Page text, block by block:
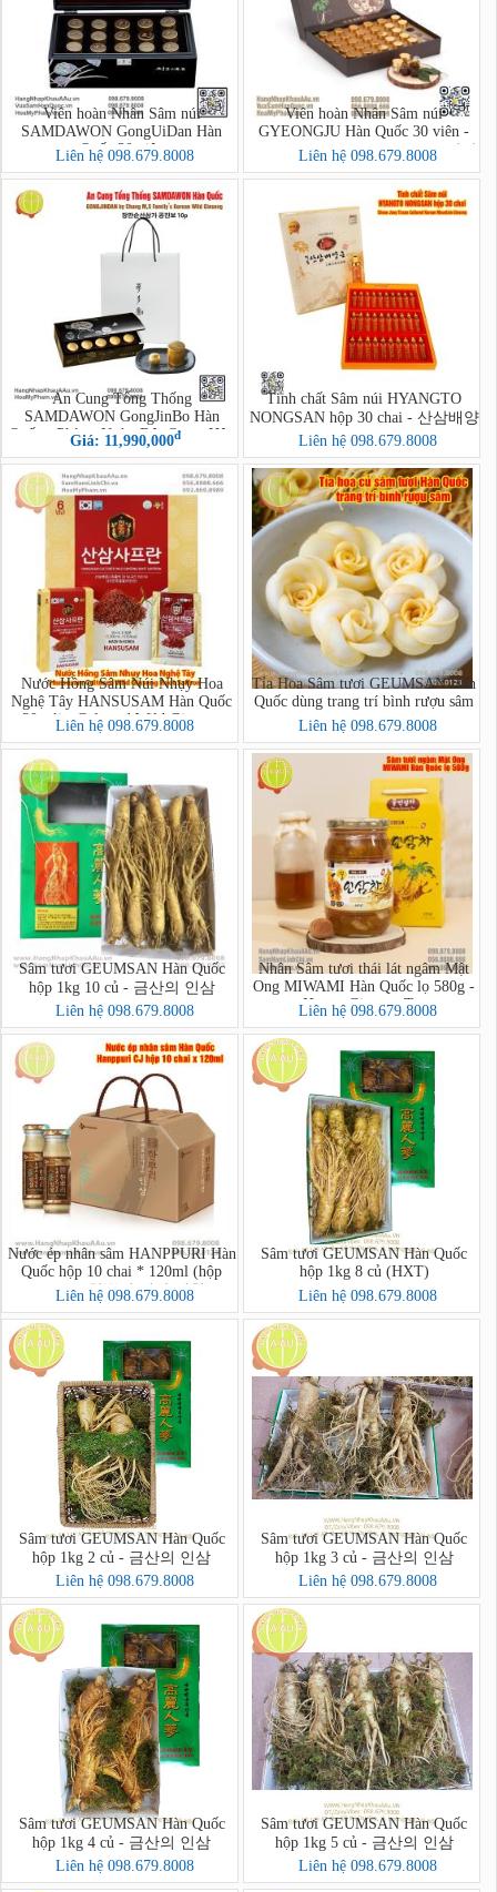
Viên hoàn Nhân Sâm núi
SAMDAWON GongUiDan Hàn
Quốc 30 viên
Liên hệ 098.679.8008
Viên hoàn Nhân Sâm núi
GYEONGJU Hàn Quốc 30 viên -
Wild Ginseng Gong Bon Dan (산삼
공본단 30환)
Liên hệ 098.679.8008
An Cung Tổng Thống
SAMDAWON GongJinBo Hàn
Quốc - Phòng Ngừa Đột Quỵ - Hộp
10 Viên (Jang Man Sun SanSamGa
GongJinBo 10P)
Giá: 11,990,000đ
Tinh chất Sâm núi HYANGTO
NONGSAN hộp 30 chai - 산삼배양
근 30p
Liên hệ 098.679.8008
Nước Hồng Sâm Núi Nhụy Hoa
Nghệ Tây HANSUSAM Hàn Quốc
30 gói - Cultured Wild Ginseng
Root Saffron
Liên hệ 098.679.8008
Tỉa Hoa Sâm tươi GEUMSAN Hàn
Quốc dùng trang trí bình rượu sâm
Liên hệ 098.679.8008
Sâm tươi GEUMSAN Hàn Quốc
hộp 1kg 10 củ - 금산의 인삼
Liên hệ 098.679.8008
Nhân Sâm tươi thái lát ngâm Mật
Ong MIWAMI Hàn Quốc lọ 580g -
Honey Ginseng Tea
Liên hệ 098.679.8008
Nước ép nhân sâm HANPPURI Hàn
Quốc hộp 10 chai * 120ml (hộp
vàng-CJ 한뿌리 인삼 지함)
Liên hệ 098.679.8008
Sâm tươi GEUMSAN Hàn Quốc
hộp 1kg 8 củ (HXT)
Liên hệ 098.679.8008
Sâm tươi GEUMSAN Hàn Quốc
hộp 1kg 2 củ - 금산의 인삼
Liên hệ 098.679.8008
Sâm tươi GEUMSAN Hàn Quốc
hộp 1kg 3 củ - 금산의 인삼
Liên hệ 098.679.8008
Sâm tươi GEUMSAN Hàn Quốc
hộp 1kg 4 củ - 금산의 인삼
Liên hệ 098.679.8008
Sâm tươi GEUMSAN Hàn Quốc
hộp 1kg 5 củ - 금산의 인삼
Liên hệ 098.679.8008